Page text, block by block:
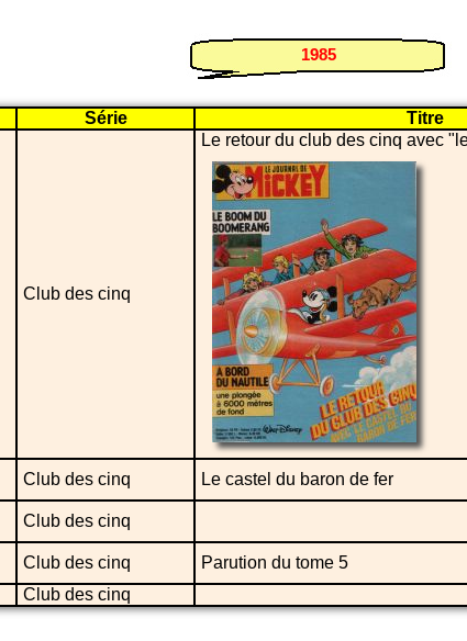
1985
Série Titre
Club des cinq
Le retour du club des cinq avec
Club des cinq Le castel du baron de fer
Club des cinq
Club des cinq Parution du tome 5
Club des cinq